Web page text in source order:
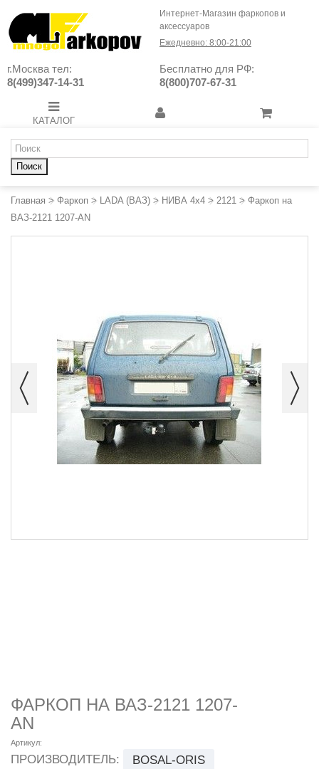
Интернет-Магазин фаркопов и
аксессуаров
Ежедневно: 8:00-21:00
г.Москва тел:
8(499)347-14-31
Бесплатно для РФ:
8(800)707-67-31
КАТАЛОГ
Поиск
Главная > Фаркоп > LADA (ВАЗ) > НИВА 4х4 > 2121 > Фаркоп на
ВАЗ-2121 1207-AN
ФАРКОП НА ВАЗ-2121 1207-
AN
Артикул:
ПРОИЗВОДИТЕЛЬ: BOSAL-ORIS